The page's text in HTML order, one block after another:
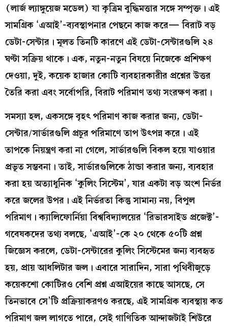
(লার্জ ল্যাঙ্গুয়েজ মডেল) যা কৃত্রিম বুদ্ধিমত্তার সঙ্গে সম্পৃক্ত। এই
সামগ্রিক ‘এআই’-ব্যবস্থাপনার পেছনে কাজ করে— বিরাট বড়
ডেটা-সেন্টার। মূলত তিনটি কারণে এই ডেটা-সেন্টারগুলি ২৪
ঘণ্টা সক্রিয় থাকে। এক, নতুন-নতুন বিষয়ে নিজেকে প্রশিক্ষণ
দেওয়া, দুই, কয়েক হাজার কোটি ব্যবহারকারীর প্রশ্নের উত্তর
তৈরি করা এবং সর্বোপরি, বিরাট পরিমাণ তথ্য সংরক্ষণ করা।
সমস্যা হল, একসঙ্গে বৃহৎ পরিমাণ কাজ করার জন্য, ডেটা-
সেন্টার/সার্ভারগুলি প্রচুর পরিমাণে তাপ উৎপন্ন করে। এই
তাপকে নিয়ন্ত্রণ করা না গেলে, সার্ভারগুলি বিকল হয়ে যাওয়ার
প্রভূত সম্ভবনা। তাই, সার্ভারগুলিকে ঠান্ডা করার জন্য, ব্যবহার
করা হয় অত্যাধুনিক ‘কুলিং সিস্টেম’, যার একটা বড় অংশ নির্ভর
করে জলের উপর। এই নির্ভরতা কিন্তু সামান্য নয়, বিপুল
পরিমাণ। ক্যালিফোর্নিয়া বিশ্ববিদ্যালয়ের ‘রিভারসাইড প্রজেক্ট’-
গবেষকদের তথ্য বলছে, ‘এআই’-কে ২০ থেকে ৫০টি প্রশ্ন
জিজ্ঞেস করলে, ডেটা-সেন্টারের কুলিং সিস্টেমের জন্য ব্যবহৃত
হয়, প্রায় আধলিটার জল। এবারে সারাদিন, সারা পৃথিবীজুড়ে
কয়েকশো কোটিরও বেশি প্রশ্ন এআইয়ের কাছে আসছে, সে
তিনভাবে সে’টি প্রক্রিয়াকরণও করছে, এই সামগ্রিক ব্যবস্থায় কত
পরিমাণ জল লাগতে পারে, সেই গাণিতিক আন্দাজটাই শিউরে